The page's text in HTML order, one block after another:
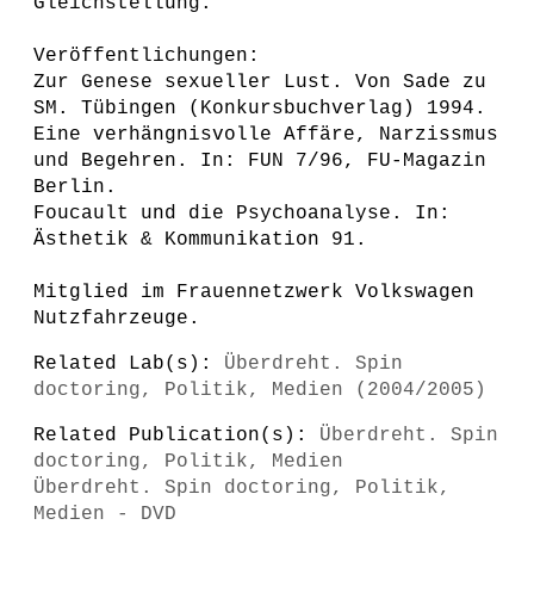
Veröffentlichungen:
Zur Genese sexueller Lust. Von Sade zu
SM. Tübingen (Konkursbuchverlag) 1994.
Eine verhängnisvolle Affäre, Narzissmus
und Begehren. In: FUN 7/96, FU-Magazin
Berlin.
Foucault und die Psychoanalyse. In:
Ästhetik & Kommunikation 91.
Mitglied im Frauennetzwerk Volkswagen
Nutzfahrzeuge.
Related Lab(s): Überdreht. Spin
doctoring, Politik, Medien (2004/2005)
Related Publication(s): Überdreht. Spin
doctoring, Politik, Medien
Überdreht. Spin doctoring, Politik,
Medien - DVD